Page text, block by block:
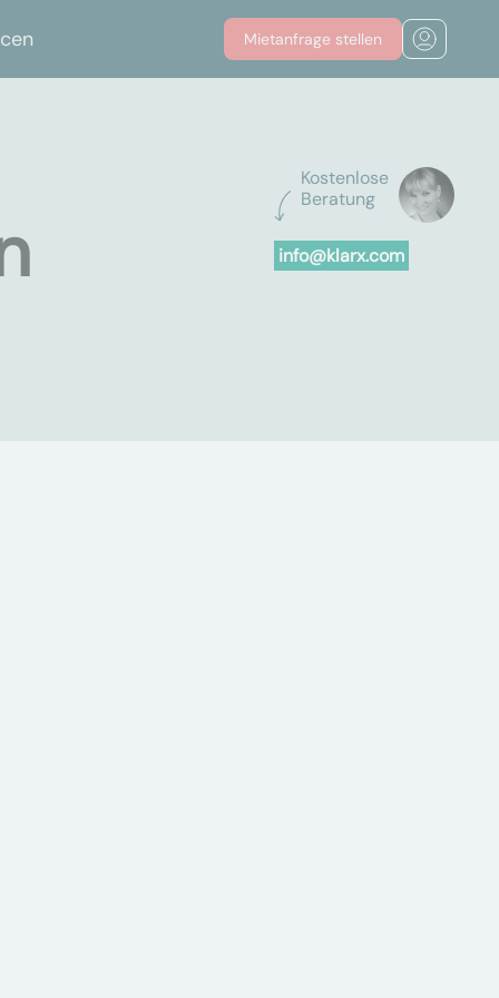
Mietanfrage stellen
Kostenlose
Beratung
info@klarx.com